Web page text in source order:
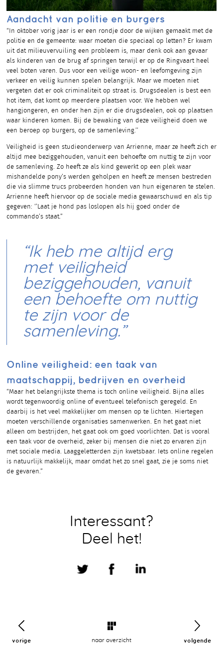
Aandacht van politie en burgers
“In oktober vorig jaar is er een rondje door de wijken gemaakt met de
politie en de gemeente: waar moeten die speciaal op letten? Er kwam
uit dat milieuvervuiling een probleem is, maar denk ook aan gevaar
als kinderen van de brug af springen terwijl er op de Ringvaart heel
veel boten varen. Dus voor een veilige woon- en leefomgeving zijn
verkeer en veilig kunnen spelen belangrijk. Maar we moeten niet
vergeten dat er ook criminaliteit op straat is. Drugsdealen is best een
hot item, dat komt op meerdere plaatsen voor. We hebben wel
hangjongeren, en onder hen zijn er die drugsdealen, ook op plaatsen
waar kinderen komen. Bij de bewaking van deze veiligheid doen we
een beroep op burgers, op de samenleving.’’
Veiligheid is geen studieonderwerp van Arrienne, maar ze heeft zich er
altijd mee beziggehouden, vanuit een behoefte om nuttig te zijn voor
de samenleving. Zo heeft ze als kind gewerkt op een plek waar
mishandelde pony’s werden geholpen en heeft ze mensen bestreden
die via slimme trucs probeerden honden van hun eigenaren te stelen.
Arrienne heeft hiervoor op de sociale media gewaarschuwd en als tip
gegeven: ‘’Laat je hond pas loslopen als hij goed onder de
commando’s staat.”
“Ik heb me altijd erg
met veiligheid
beziggehouden, vanuit
een behoefte om nuttig
te zijn voor de
samenleving.”
Online veiligheid: een taak van
maatschappij, bedrijven en overheid
“Maar het belangrijkste thema is toch online veiligheid. Bijna alles
wordt tegenwoordig online of eventueel telefonisch geregeld. En
daarbij is het veel makkelijker om mensen op te lichten. Hiertegen
moeten verschillende organisaties samenwerken. En het gaat niet
alleen om bestrijden, het gaat ook om goed voorlichten. Dat is vooral
een taak voor de overheid, zeker bij mensen die niet zo ervaren zijn
met sociale media. Laaggeletterden zijn kwetsbaar. Iets online regelen
is natuurlijk makkelijk, maar omdat het zo snel gaat, zie je soms niet
de gevaren.”
Interessant?
Deel het!
vorige naar overzicht volgende